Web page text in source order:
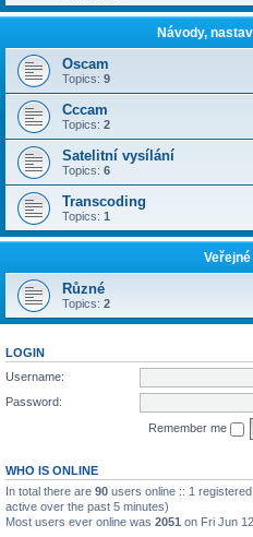
Návody,
Oscam
Topics: 9
Cccam
Topics: 2
Satelitní vysílání
Topics: 6
Transcoding
Topics: 1
Různé
Topics: 2
LOGIN
Username:
Password:
Remember me
WHO IS ONLINE
In total there are 90 users online :: 1
active over the past 5 minutes)
Most users ever online was 2051 on Fri Jun